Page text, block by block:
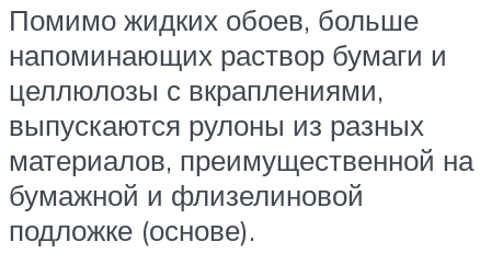
Помимо жидких обоев, больше
напоминающих раствор бумаги и
целлюлозы с вкраплениями,
выпускаются рулоны из разных
материалов, преимущественной на
бумажной и флизелиновой
подложке (основе).